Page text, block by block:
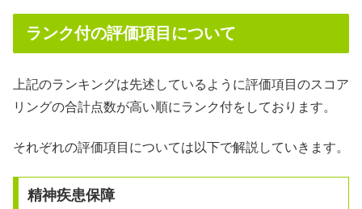
ランク付の評価項目について
上記のランキングは先述しているように評価項目のスコア
リングの合計点数が高い順にランク付をしております。
それぞれの評価項目については以下で解説していきます。
精神疾患保障